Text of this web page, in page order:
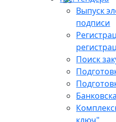
Выпуск
подписи
Поиск